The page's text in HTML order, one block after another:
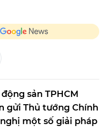
sản TPHCM
gửi Thủ tướng Chính
một số giải pháp